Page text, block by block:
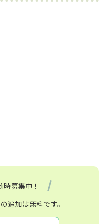
募集中！
追加は無料です。